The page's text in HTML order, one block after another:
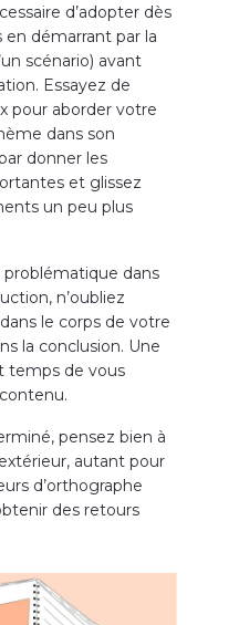
d’adopter dès
démarrant par la
scénario) avant
Essayez de
pour aborder votre
dans son
donner les
et glissez
un peu plus
problématique dans
n’oubliez
le corps de votre
la conclusion. Une
temps de vous
pensez bien à
autant pour
d’orthographe
des retours